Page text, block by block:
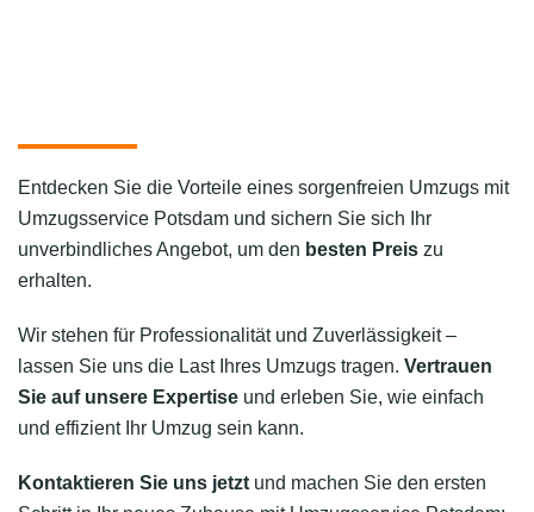
Entdecken Sie die Vorteile eines sorgenfreien Umzugs mit
Umzugsservice Potsdam und sichern Sie sich Ihr
unverbindliches Angebot, um den besten Preis zu
erhalten.
Wir stehen für Professionalität und Zuverlässigkeit –
lassen Sie uns die Last Ihres Umzugs tragen. Vertrauen
Sie auf unsere Expertise und erleben Sie, wie einfach
und effizient Ihr Umzug sein kann.
Kontaktieren Sie uns jetzt und machen Sie den ersten